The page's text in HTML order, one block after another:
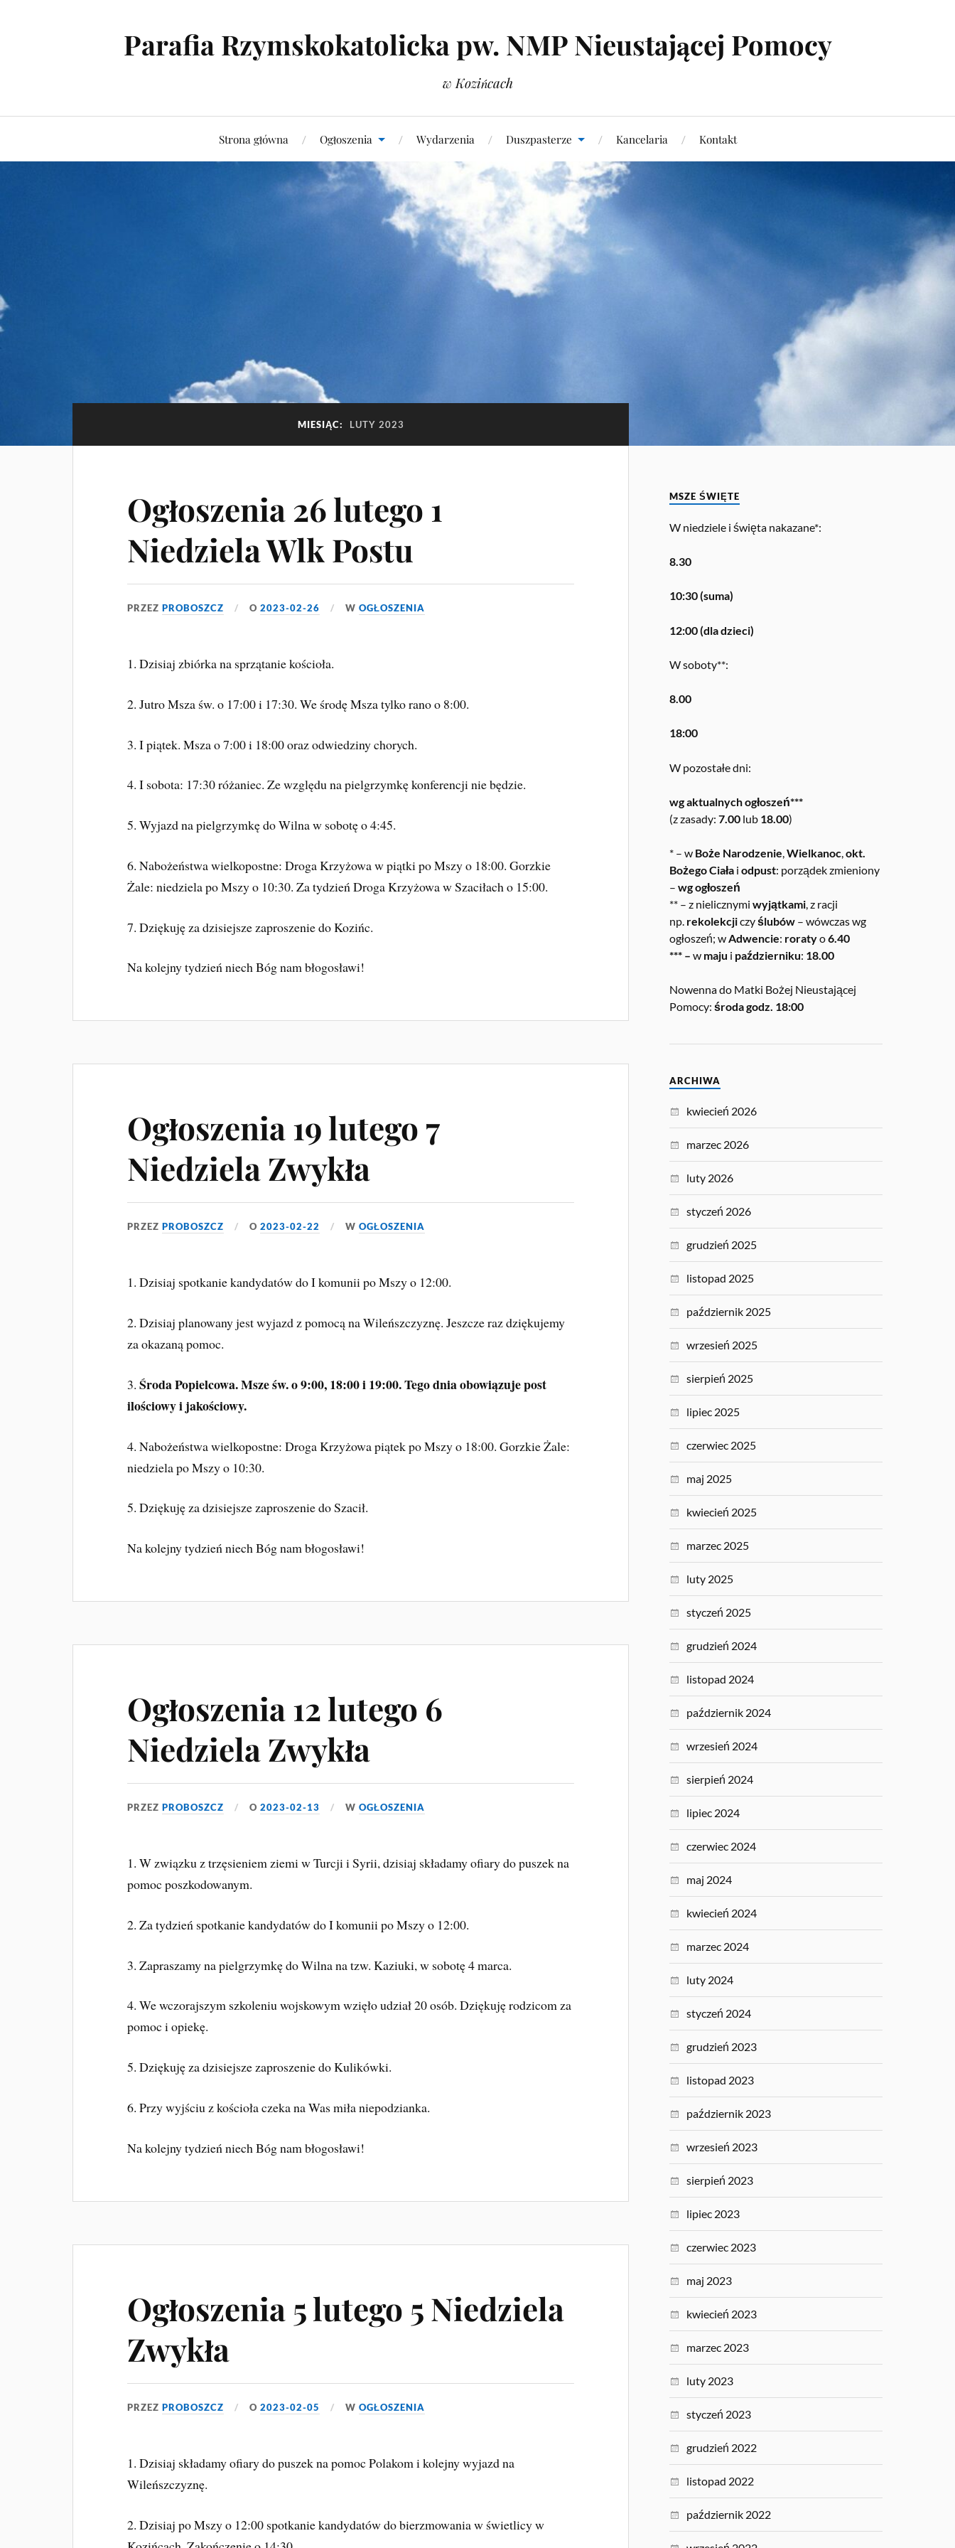
Parafia Rzymskokatolicka pw. NMP Nieustającej Pomocy
w Kozińcach
Strona główna Ogłoszenia Wydarzenia Duszpasterze Kancelaria Kontakt
MIESIĄC: LUTY 2023
Ogłoszenia 26 lutego 1
Niedziela Wlk Postu
PRZEZPROBOSZCZ O2023-02-26 WOGŁOSZENIA
1. Dzisiaj zbiórka na sprzątanie kościoła.
2. Jutro Msza św. o 17:00 i 17:30. We środę Msza tylko rano o 8:00.
3. I piątek. Msza o 7:00 i 18:00 oraz odwiedziny chorych.
4. I sobota: 17:30 różaniec. Ze względu na pielgrzymkę konferencji nie będzie.
5. Wyjazd na pielgrzymkę do Wilna w sobotę o 4:45.
6. Nabożeństwa wielkopostne: Droga Krzyżowa w piątki po Mszy o 18:00. Gorzkie
Żale: niedziela po Mszy o 10:30. Za tydzień Droga Krzyżowa w Szaciłach o 15:00.
7. Dziękuję za dzisiejsze zaproszenie do Kozińc.
Na kolejny tydzień niech Bóg nam błogosławi!
Ogłoszenia 19 lutego 7
Niedziela Zwykła
PRZEZPROBOSZCZ O2023-02-22 WOGŁOSZENIA
1. Dzisiaj spotkanie kandydatów do I komunii po Mszy o 12:00.
2. Dzisiaj planowany jest wyjazd z pomocą na Wileńszczyznę. Jeszcze raz dziękujemy
za okazaną pomoc.
3.Środa Popielcowa. Msze św. o 9:00, 18:00 i 19:00. Tego dnia obowiązuje post
ilościowy i jakościowy.
4.Nabożeństwa wielkopostne: Droga Krzyżowa piątek po Mszy o 18:00. Gorzkie Żale:
niedziela po Mszy o 10:30.
5. Dziękuję za dzisiejsze zaproszenie do Szacił.
Na kolejny tydzień niech Bóg nam błogosławi!
Ogłoszenia 12 lutego 6
Niedziela Zwykła
PRZEZPROBOSZCZ O2023-02-13 WOGŁOSZENIA
1. W związku z trzęsieniem ziemi w Turcji i Syrii, dzisiaj składamy ofiary do puszek na
pomoc poszkodowanym.
2. Za tydzień spotkanie kandydatów do I komunii po Mszy o 12:00.
3. Zapraszamy na pielgrzymkę do Wilna na tzw. Kaziuki, w sobotę 4 marca.
4.We wczorajszym szkoleniu wojskowym wzięło udział 20 osób. Dziękuję rodzicom za
pomoc i opiekę.
5. Dziękuję za dzisiejsze zaproszenie do Kulikówki.
6. Przy wyjściu z kościoła czeka na Was miła niepodzianka.
Na kolejny tydzień niech Bóg nam błogosławi!
Ogłoszenia 5 lutego 5 Niedziela
Zwykła
PRZEZPROBOSZCZ O2023-02-05 WOGŁOSZENIA
1. Dzisiaj składamy ofiary do puszek na pomoc Polakom i kolejny wyjazd na
Wileńszczyznę.
2. Dzisiaj po Mszy o 12:00 spotkanie kandydatów do bierzmowania w świetlicy w
MSZE ŚWIĘTE
W niedziele i święta nakazane*:
8.30
10:30 (suma)
12:00 (dla dzieci)
W soboty**:
8.00
18:00
W pozostałe dni:
wg aktualnych ogłoszeń***
(z zasady:7.00 lub 18.00)
* – w Boże Narodzenie,Wielkanoc,okt.
Bożego Ciała iodpust: porządek zmieniony
–wg ogłoszeń
** – z nielicznymiwyjątkami, z racji
np. rekolekcjiczyślubów – wówczas wg
ogłoszeń; wAdwencie: roratyo6.40
*** –w maju i październiku: 18.00
Nowenna do Matki Bożej Nieustającej
Pomocy:środa godz. 18:00
ARCHIWA
kwiecień 2026
marzec 2026
luty 2026
styczeń 2026
grudzień 2025
listopad 2025
październik 2025
wrzesień 2025
sierpień 2025
lipiec 2025
czerwiec 2025
maj 2025
kwiecień 2025
marzec 2025
luty 2025
styczeń 2025
grudzień 2024
listopad 2024
październik 2024
wrzesień 2024
sierpień 2024
lipiec 2024
czerwiec 2024
maj 2024
kwiecień 2024
marzec 2024
luty 2024
styczeń 2024
grudzień 2023
listopad 2023
październik 2023
wrzesień 2023
sierpień 2023
lipiec 2023
czerwiec 2023
maj 2023
kwiecień 2023
marzec 2023
luty 2023
styczeń 2023
grudzień 2022
listopad 2022
październik 2022